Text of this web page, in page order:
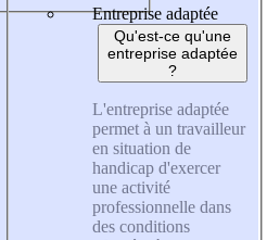
Entreprise adaptée
Qu'est-ce qu'une
entreprise adaptée
?
L'entreprise adaptée
permet à un travailleur
en situation de
handicap d'exercer
une activité
professionnelle dans
des conditions